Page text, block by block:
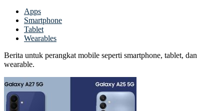
Apps
Smartphone
Tablet
Wearables
Berita untuk perangkat mobile seperti smartphone, tablet, dan
wearable.